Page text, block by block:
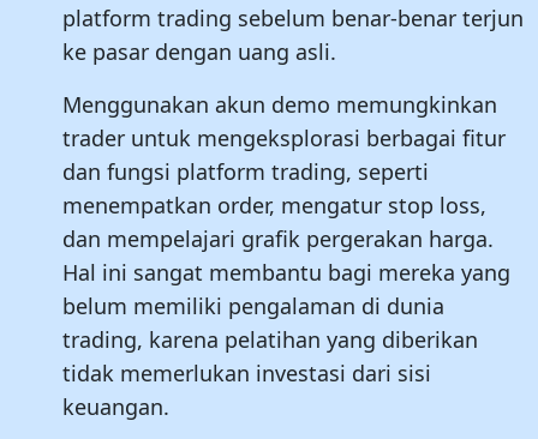
platform trading sebelum benar-benar terjun
ke pasar dengan uang asli.
Menggunakan akun demo memungkinkan
trader untuk mengeksplorasi berbagai fitur
dan fungsi platform trading, seperti
menempatkan order, mengatur stop loss,
dan mempelajari grafik pergerakan harga.
Hal ini sangat membantu bagi mereka yang
belum memiliki pengalaman di dunia
trading, karena pelatihan yang diberikan
tidak memerlukan investasi dari sisi
keuangan.